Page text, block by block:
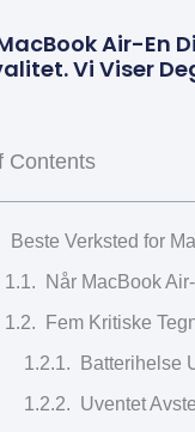
Air-En
Vi Viser
Contents
Beste Verksted for
Når MacBook
Fem Kritiske
Batterihelse
Uventet